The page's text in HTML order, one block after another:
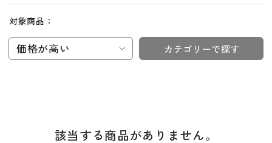
対象商品：
価格が高い カテゴリーで探す
該当する商品がありません。